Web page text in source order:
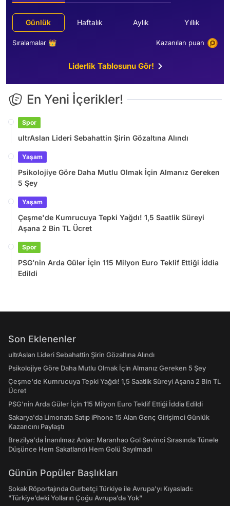
Günlük Haftalık Aylık Yıllık
Sıralamalar 👑 Kazanılan puan
Liderlik Tablosunu Gör!
En Yeni İçerikler!
Spor
ultrAslan Lideri Sebahattin Şirin Gözaltına Alındı
Yaşam
Psikolojiye Göre Daha Mutlu Olmak İçin Almanız Gereken
5 Şey
Yaşam
Çeşme'de Kumrucuya Tepki Yağdı! 1,5 Saatlik Süreyi
Aşana 2 Bin TL Ücret
Spor
PSG’nin Arda Güler İçin 115 Milyon Euro Teklif Ettiği İddia
Edildi
Son Eklenenler
ultrAslan Lideri Sebahattin Şirin Gözaltına Alındı
Psikolojiye Göre Daha Mutlu Olmak İçin Almanız Gereken 5 Şey
Çeşme'de Kumrucuya Tepki Yağdı! 1,5 Saatlik Süreyi Aşana 2 Bin TL
Ücret
PSG’nin Arda Güler İçin 115 Milyon Euro Teklif Ettiği İddia Edildi
Sakarya'da Limonata Satıp iPhone 15 Alan Genç Girişimci Günlük
Kazancını Paylaştı
Brezilya'da İnanılmaz Anlar: Maranhao Gol Sevinci Sırasında Tünele
Düşünce Hem Sakatlandı Hem Golü Sayılmadı
Günün Popüler Başlıkları
Sokak Röportajında Gurbetçi Türkiye ile Avrupa'yı Kıyasladı:
"Türkiye’deki Yolların Çoğu Avrupa’da Yok"